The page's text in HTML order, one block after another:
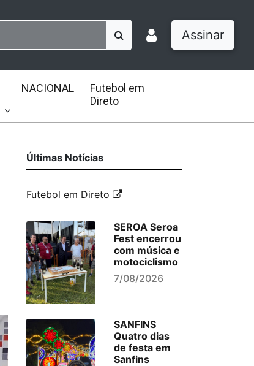
Assinar
NACIONAL
Futebol em
Direto
Últimas Notícias
Futebol em Direto
SEROA Seroa
Fest encerrou
com música e
motociclismo
7/08/2026
SANFINS
Quatro dias
de festa em
Sanfins